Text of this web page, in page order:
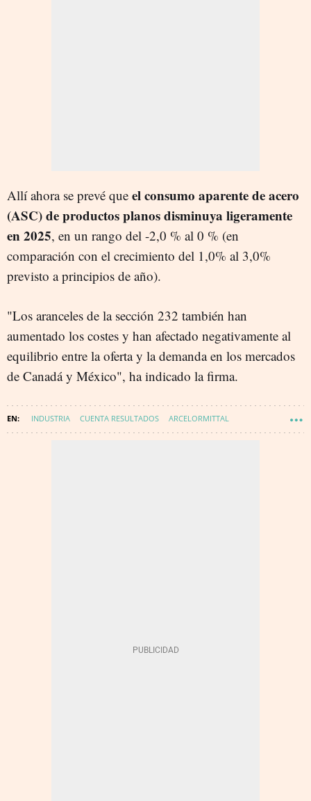
Allí ahora se prevé que el consumo aparente de acero
(ASC) de productos planos disminuya ligeramente
en 2025, en un rango del -2,0 % al 0 % (en
comparación con el crecimiento del 1,0% al 3,0%
previsto a principios de año).
"Los aranceles de la sección 232 también han
aumentado los costes y han afectado negativamente al
equilibrio entre la oferta y la demanda en los mercados
de Canadá y México", ha indicado la firma.
INDUSTRIA CUENTA RESULTADOS ARCELORMITTAL